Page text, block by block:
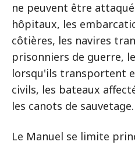
ne peuvent être
hôpitaux, les
côtières, les navires
prisonniers de guerre,
lorsqu'ils transportent
civils, les bateaux
les canots de sauvetage.
Le Manuel se limite